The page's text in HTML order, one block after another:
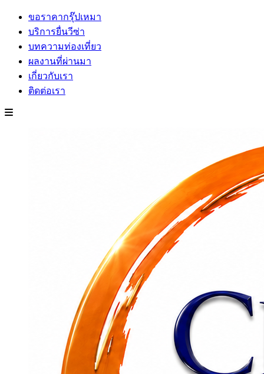
ขอราคากรุ๊ปเหมา
บริการยื่นวีซ่า
บทความท่องเที่ยว
ผลงานที่ผ่านมา
เกี่ยวกับเรา
ติดต่อเรา